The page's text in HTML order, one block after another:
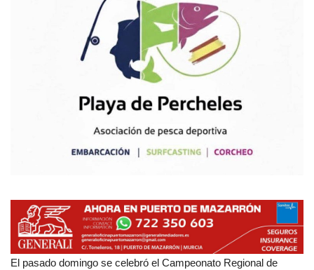
Empresas
El pasado domingo se celebró el Campeonato Regional de